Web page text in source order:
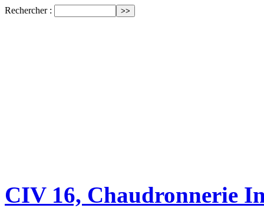
Rechercher :
CIV 16, Chaudronnerie